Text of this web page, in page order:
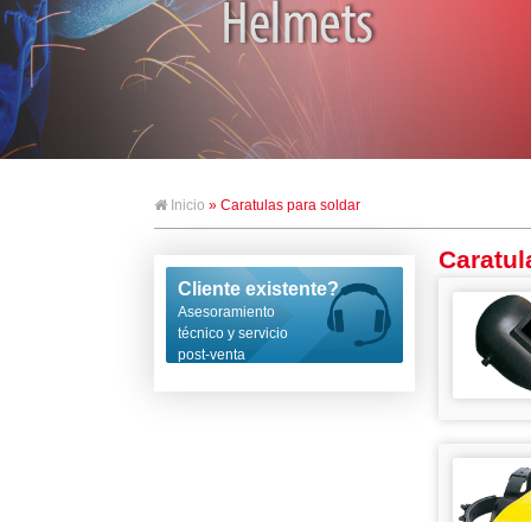
Inicio » Caratulas para soldar
Cliente existente?
Asesoramiento
técnico y servicio
post-venta